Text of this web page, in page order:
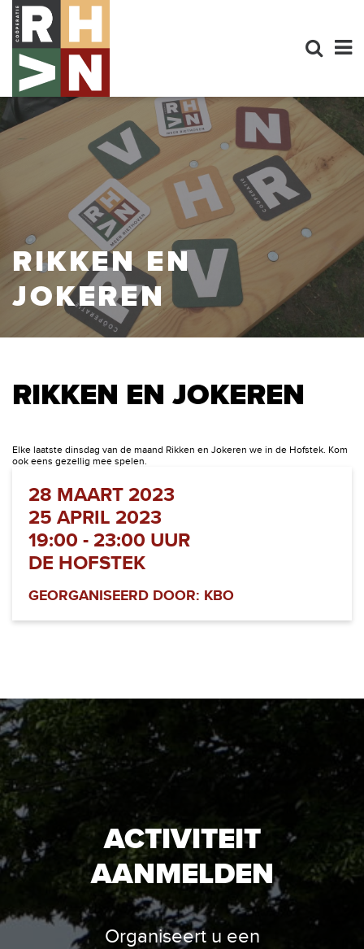
RIKKEN EN
JOKEREN
RIKKEN EN JOKEREN
Elke laatste dinsdag van de maand Rikken en Jokeren we in de Hofstek. Kom
ook eens gezellig mee spelen.
28 MAART 2023
25 APRIL 2023
19:00 - 23:00 UUR
DE HOFSTEK
GEORGANISEERD DOOR: KBO
ACTIVITEIT
AANMELDEN
Organiseert u een